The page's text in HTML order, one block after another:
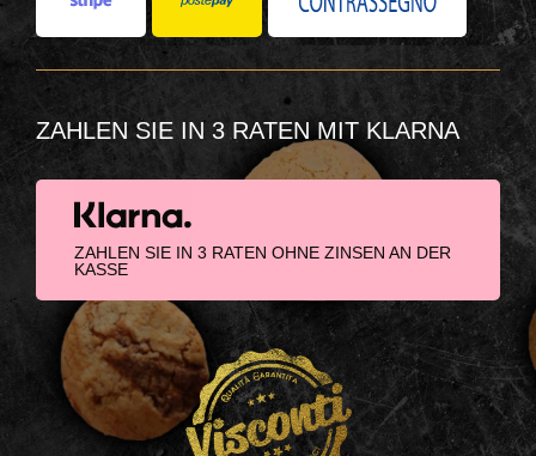
ZAHLEN SIE IN 3 RATEN MIT KLARNA
ZAHLEN SIE IN 3 RATEN OHNE ZINSEN AN DER
KASSE